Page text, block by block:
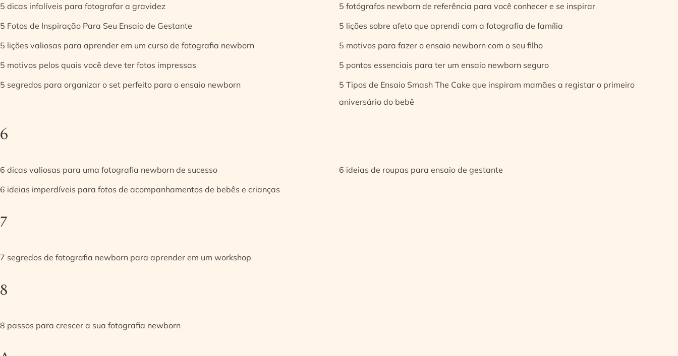
5 dicas infalíveis para fotografar a gravidez
5 fotógrafos newborn de referência para você conhecer e se inspirar
5 Fotos de Inspiração Para Seu Ensaio de Gestante
5 lições sobre afeto que aprendi com a fotografia de família
5 lições valiosas para aprender em um curso de fotografia newborn
5 motivos para fazer o ensaio newborn com o seu filho
5 motivos pelos quais você deve ter fotos impressas
5 pontos essenciais para ter um ensaio newborn seguro
5 segredos para organizar o set perfeito para o ensaio newborn
5 Tipos de Ensaio Smash The Cake que inspiram mamães a registar o primeiro
aniversário do bebê
6
6 dicas valiosas para uma fotografia newborn de sucesso
6 ideias de roupas para ensaio de gestante
6 ideias imperdíveis para fotos de acompanhamentos de bebês e crianças
7
7 segredos de fotografia newborn para aprender em um workshop
8
8 passos para crescer a sua fotografia newborn